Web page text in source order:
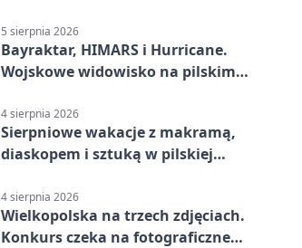
5 sierpnia 2026
Bayraktar, HIMARS i Hurricane.
Wojskowe widowisko na pilskim
4 sierpnia 2026
Sierpniowe wakacje z makramą,
diaskopem i sztuką w pilskiej
4 sierpnia 2026
Wielkopolska na trzech zdjęciach.
Konkurs czeka na fotograficzne